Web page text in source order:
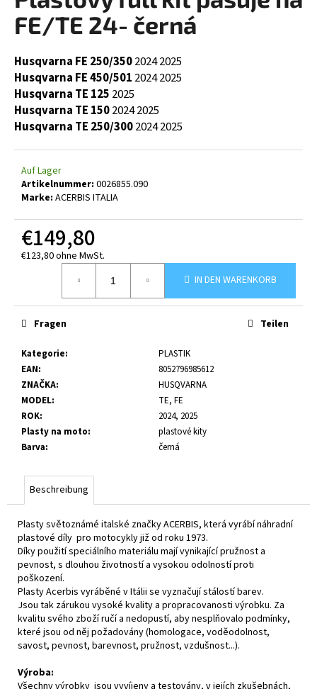
0,0
von
Sternen.
FE/TE 24- černá
Husqvarna FE 250/35020242025
Husqvarna FE 450/501 20242025
Husqvarna TE 125 2025
Husqvarna TE 15020242025
Husqvarna TE 250/30020242025
Auf Lager
Artikelnummer: 0026855.090
Marke: ACERBIS ITALIA
€149,80
€123,80 ohne MwSt.
Verkaufspreis:
IN DEN WARENKORB
Kategorie:
PLASTIK
EAN:
8052796985612
ZNAČKA:
HUSQVARNA
MODEL:
TE, FE
ROK:
2024, 2025
Plasty na moto:
plastové kity
Barva: černá
Fragen Teilen
Beschreibung
Plasty světoznámé italské značky ACERBIS, která vyrábí náhradní
plastové díly pro motocykly již od roku 1973.
Díky použití speciálního materiálu mají vynikající pružnost a
pevnost, s dlouhou životností a vysokou odolností proti
poškození.
Plasty Acerbis vyráběné v Itálii se vyznačují stálostí barev.
Jsou tak zárukou vysoké kvality a propracovanosti výrobku. Za
kvalitu svého zboží ručí a nedopustí, aby nesplňovalo podmínky,
které jsou od něj požadovány (homologace, voděodolnost,
savost, pevnost, barevnost, pružnost, vzdušnost...).
Výroba:
Všechny výrobky jsou vyvíjeny a testovány, v jejích zkušebnách,
SUCHEN
W
i
r
m
p
e
h